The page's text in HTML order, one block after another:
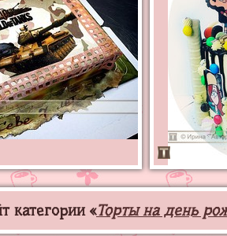
категории «Торты на день